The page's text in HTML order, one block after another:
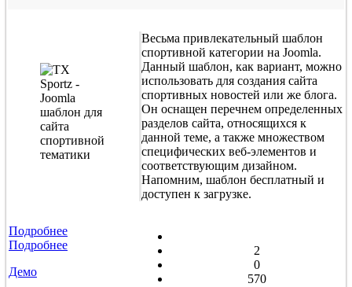
Весьма привлекательный шаблон
спортивной категории на Joomla.
Данный шаблон, как вариант, можно
использовать для создания сайта
спортивных новостей или же блога.
Он оснащен перечнем определенных
разделов сайта, относящихся к
данной теме, а также множеством
специфических веб-элементов и
соответствующим дизайном.
Напомним, шаблон бесплатный и
доступен к загрузке.
Подробнее
Подробнее
Демо
2
0
570